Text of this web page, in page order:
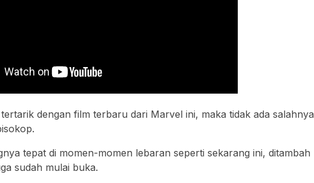
dengan film terbaru dari Marvel ini, maka tidak ada salahnya
tepat di momen-momen lebaran seperti sekarang ini, ditambah
sudah mulai buka.